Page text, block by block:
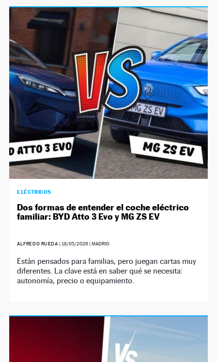
ELÉCTRICOS
Dos formas de entender el coche eléctrico
familiar: BYD Atto 3 Evo y MG ZS EV
ALFREDO RUEDA | 18/05/2026| MADRID
Están pensados para familias, pero juegan cartas muy
diferentes. La clave está en saber qué se necesita:
autonomía, precio o equipamiento.